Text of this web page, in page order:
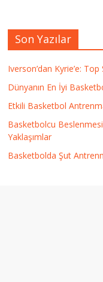
Son Yazılar
Iverson’dan Kyrie’e:
Dünyanın En İyi
Etkili Basketbol
Basketbolcu
Yaklaşımlar
Basketbolda Şut